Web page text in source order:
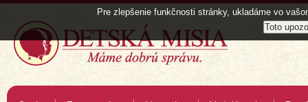
Pre zlepšenie funkčnosti stránky, ukladáme vo